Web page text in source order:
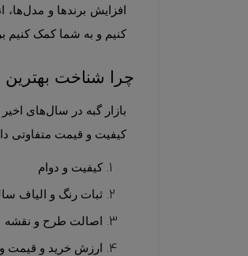
افزایش برندها و مدل‌ها، انتخاب بهترین گزینه، هم برای
کنیم و به شما کمک کنیم بر اساس
چرا شناخت بهترین
کیفیت و قیمت متفاوتی
کیفیت و دوام
ثبات رنگ و الیاف
اصالت طرح و نقشه
ارزش خرید و قیمت